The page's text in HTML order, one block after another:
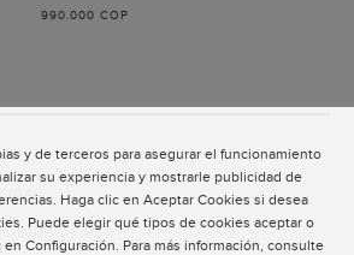
y de terceros para asegurar el funcionamiento
su experiencia y mostrarle publicidad de
Haga clic en Aceptar Cookies si desea
Puede elegir qué tipos de cookies aceptar o
Configuración. Para más información, consulte
990.000 COP
DE USO